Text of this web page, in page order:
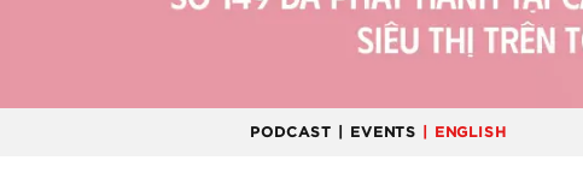
PODCAST | EVENTS | ENGLISH